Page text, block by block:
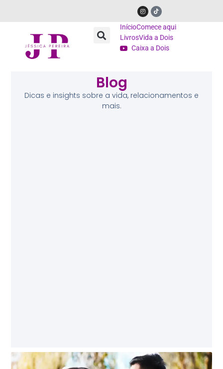
InícioComece aqui
LivrosVida a Dois
Caixa a Dois
Blog
Dicas e insights sobre a vida, relacionamentos e
mais.